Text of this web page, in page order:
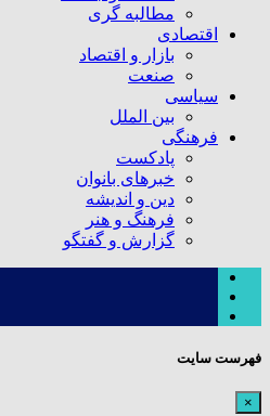
مطالبه گری
اقتصادی
بازار و اقتصاد
صنعت
سیاسی
بین الملل
فرهنگی
پادکست
خبرهای بانوان
دین و اندیشه
فرهنگ و هنر
گزارش و گفتگو
فهرست سایت
×